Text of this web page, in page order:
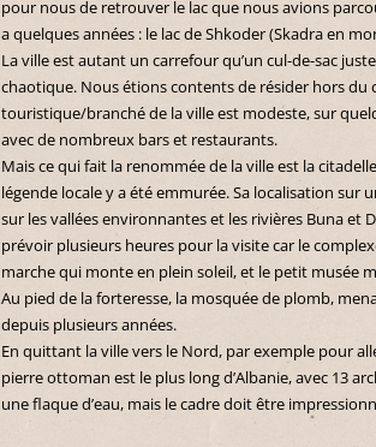
pour nous de retrouver le lac que nous avions
a quelques années : le lac de Shkoder (Skadra en
La ville est autant un carrefour qu’un cul-de-sac
chaotique. Nous étions contents de résider hors du
touristique/branché de la ville est modeste, sur
avec de nombreux bars et restaurants.
Mais ce qui fait la renommée de la ville est la
légende locale y a été emmurée. Sa localisation
sur les vallées environnantes et les rivières Buna et
prévoir plusieurs heures pour la visite car le
marche qui monte en plein soleil, et le petit musée
Au pied de la forteresse, la mosquée de plomb,
depuis plusieurs années.
En quittant la ville vers le Nord, par exemple pour
pierre ottoman est le plus long d’Albanie, avec 13
une flaque d’eau, mais le cadre doit être